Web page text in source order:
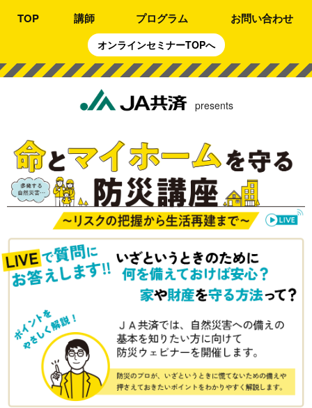
TOP 講師 プログラム お問い合わせ
オンラインセミナーTOPへ
presents